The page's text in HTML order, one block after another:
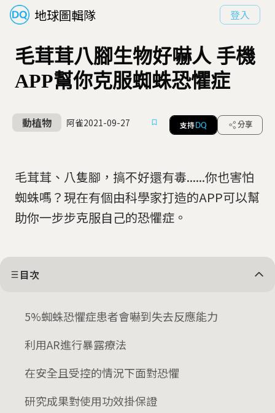
地球圖輯隊 登入
毛茸茸八腳生物好嚇人 手機
APP幫你克服蜘蛛恐懼症
動植物 阿雀2021-09-27 支持 DQ 分享
毛茸茸、八隻腳，搞不好還有毒......你也害怕
蜘蛛嗎？現在有個由科學家打造的APP可以幫
助你一步步克服自己的恐懼症。
目次
5%蜘蛛恐懼症患者會嚇到失去反應能力
利用AR進行暴露療法
在安全且受控的情況下面對恐懼
研究成果對使用功效掛保證